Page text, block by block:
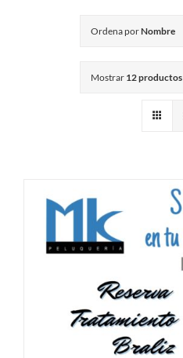
Ordena porNombre
Mostrar 12 productos